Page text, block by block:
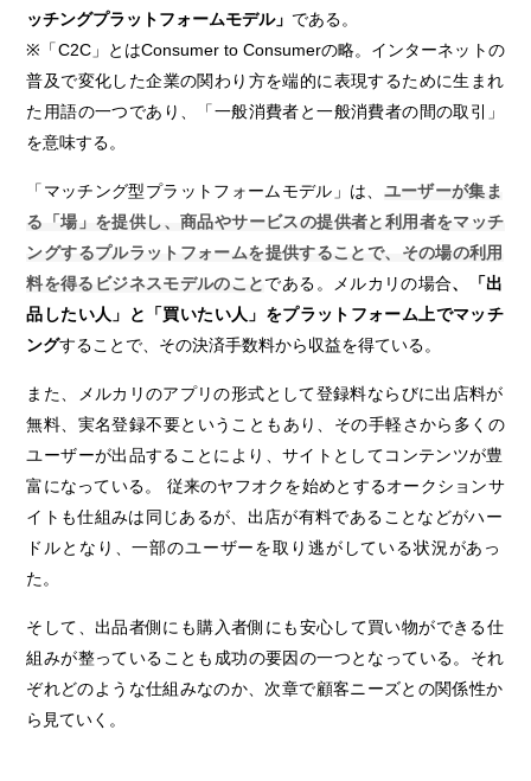
ッチングプラットフォームモデル」 である。
※「C2C」とはConsumer to Consumerの略。インターネットの
普及で変化した企業の関わり方を端的に表現するために生まれ
た用語の一つであり、「一般消費者と一般消費者の間の取引」
を意味する。
「マッチング型プラットフォームモデル」は、 ユーザーが集ま
る「場」を提供し、商品やサービスの提供者と利用者をマッチ
ングするプルラットフォームを提供することで、その場の利用
料を得るビジネスモデルのことである。メルカリの場合、「出
品したい人」と「買いたい人」をプラットフォーム上でマッチ
ングすることで、その決済手数料から収益を得ている。
また、メルカリのアプリの形式として登録料ならびに出店料が
無料、実名登録不要ということもあり、その手軽さから多くの
ユーザーが出品することにより、サイトとしてコンテンツが豊
富になっている。 従来のヤフオクを始めとするオークションサ
イトも仕組みは同じあるが、出店が有料であることなどがハー
ドルとなり、一部のユーザーを取り逃がしている状況があっ
た。
そして、出品者側にも購入者側にも安心して買い物ができる仕
組みが整っていることも成功の要因の一つとなっている。それ
ぞれどのような仕組みなのか、次章で顧客ニーズとの関係性か
ら見ていく。